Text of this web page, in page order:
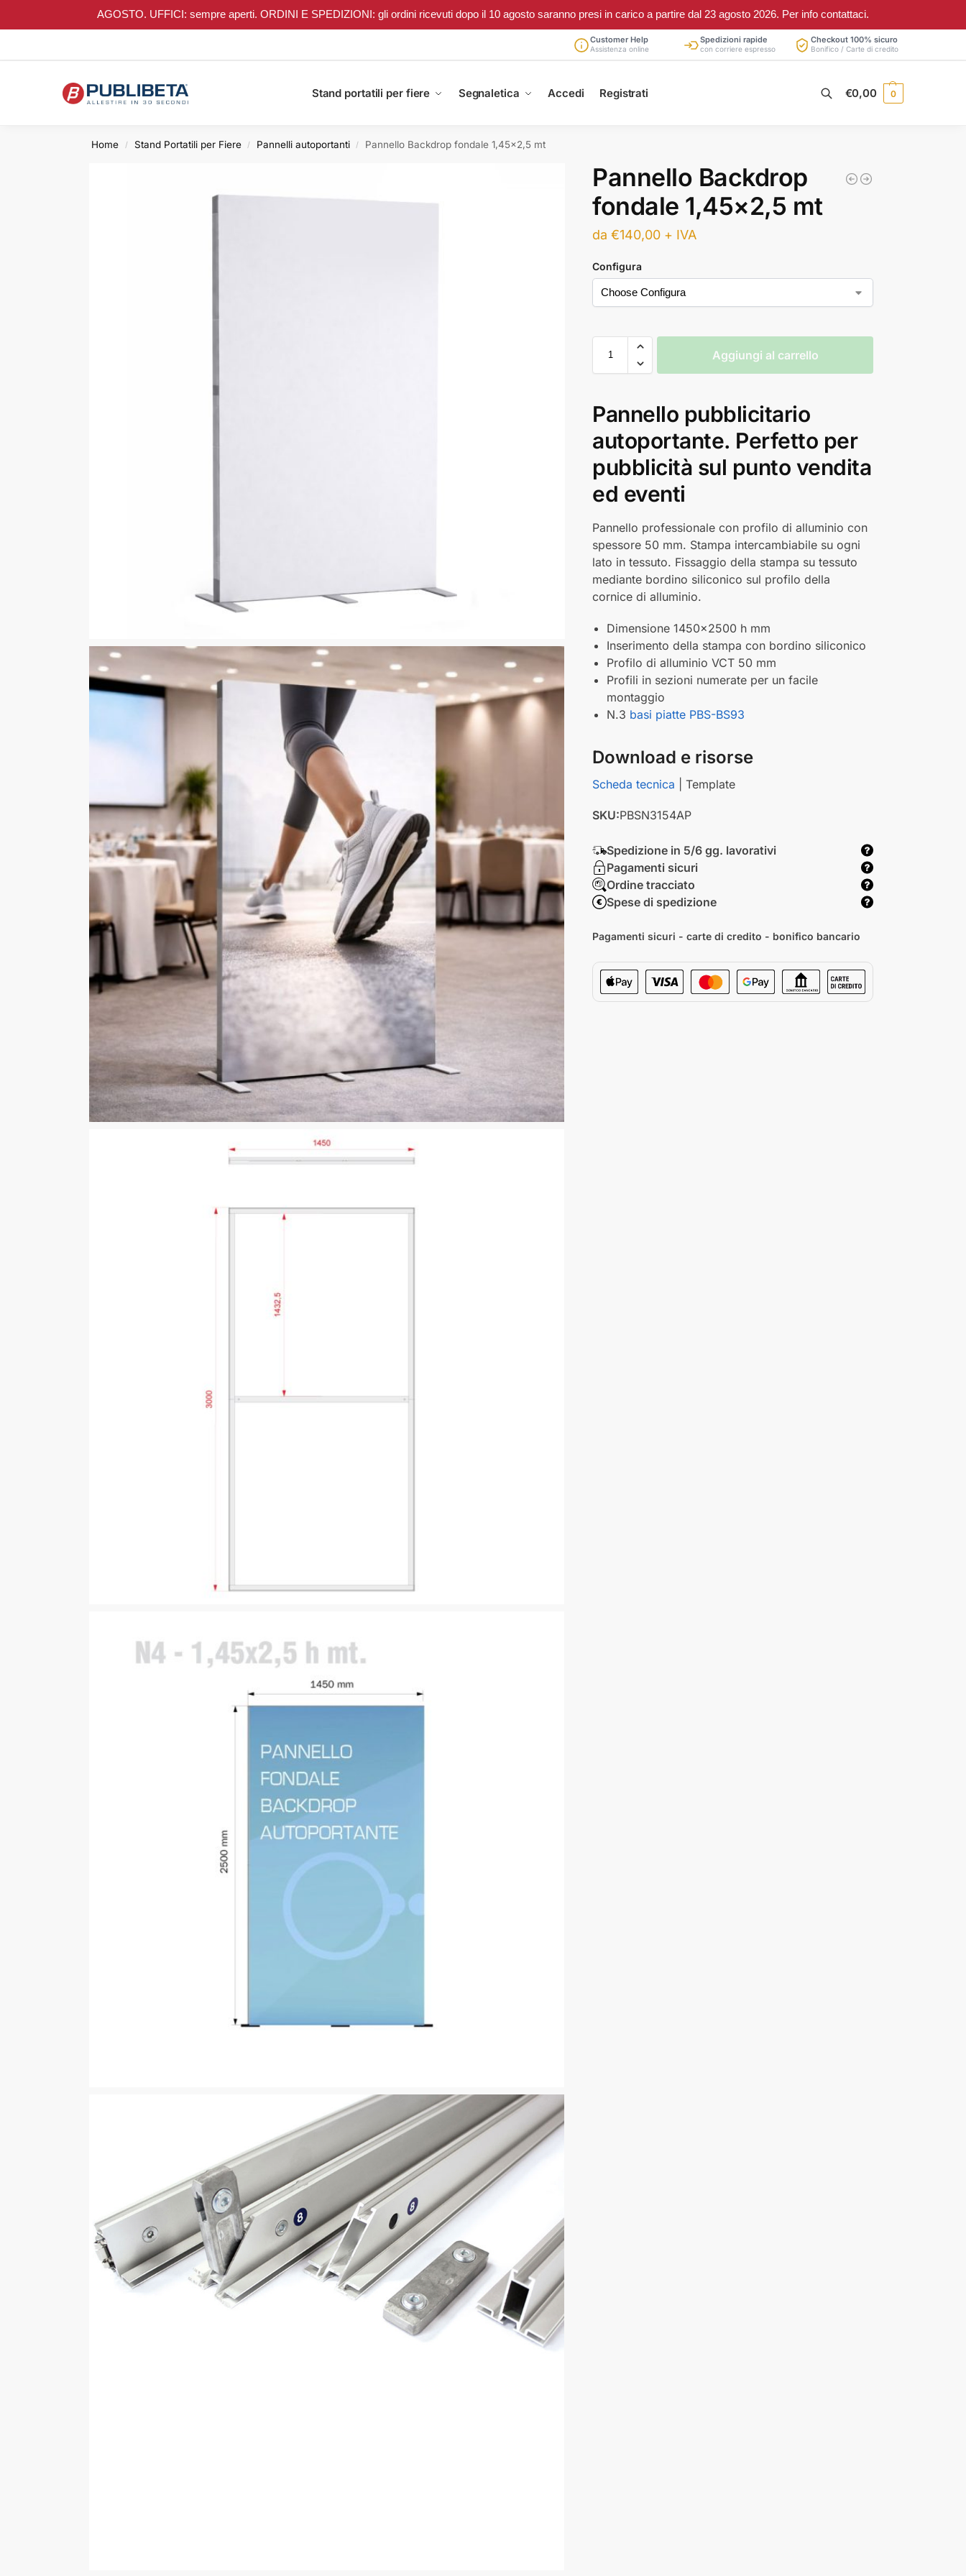
AGOSTO. UFFICI: sempre aperti. ORDINI E SPEDIZIONI: gli ordini ricevuti dopo il 10 agosto saranno presi in carico a partire dal 23 agosto 2026. Per info contattaci.
Customer Help
Assistenza online
Spedizioni rapide
con corriere espresso
Checkout 100% sicuro
Bonifico / Carte di credito
Stand portatili per fiere Segnaletica Accedi Registrati €0,00 0
Home / Stand Portatili per Fiere / Pannelli autoportanti / Pannello Backdrop fondale 1,45×2,5 mt
Pannello Backdrop
fondale 1,45×2,5 mt
da€140,00 + IVA
Configura
Aggiungi al carrello
Pannello pubblicitario
autoportante. Perfetto per
pubblicità sul punto vendita
ed eventi
Pannello professionale con profilo di alluminio con
spessore 50 mm. Stampa intercambiabile su ogni
lato in tessuto. Fissaggio della stampa su tessuto
mediante bordino siliconico sul profilo della
cornice di alluminio.
Dimensione 1450x2500 h mm
Inserimento della stampa con bordino siliconico
Profilo di alluminio VCT 50 mm
Profili in sezioni numerate per un facile
montaggio
N.3 basi piatte PBS-BS93
Download e risorse
Scheda tecnica | Template
SKU:PBSN3154AP
Spedizione in 5/6 gg. lavorativi
Pagamenti sicuri
Ordine tracciato
Spese di spedizione
Pagamenti sicuri - carte di credito - bonifico bancario